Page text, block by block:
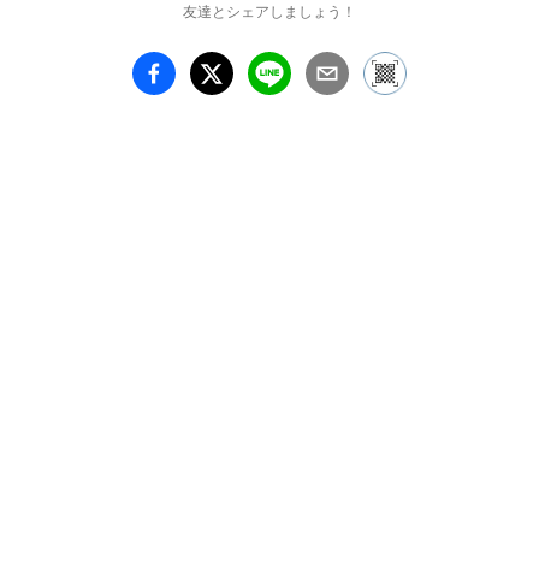
友達とシェアしましょう！